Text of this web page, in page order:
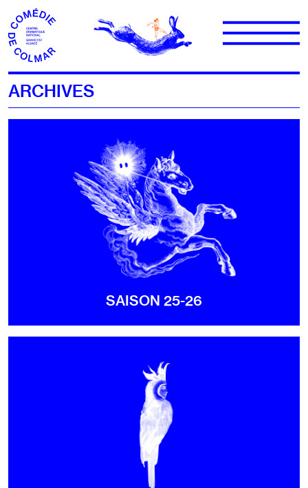
Aller au contenu
ARCHIVES
SAISON 25-26